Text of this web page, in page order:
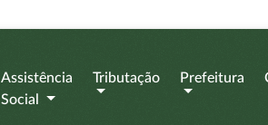
Assistência
Social
Tributação Prefeitura